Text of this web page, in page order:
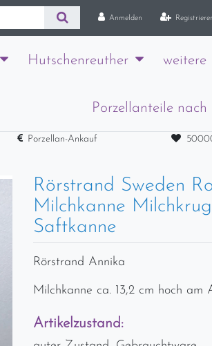
Anmelden
Hutschenreuther weitere
Porzellanteile
Porzellan-Ankauf
Rörstrand Sweden
Milchkanne
Saftkanne
Rörstrand Annika
Milchkanne ca. 13,2 cm hoch am
Artikelzustand: